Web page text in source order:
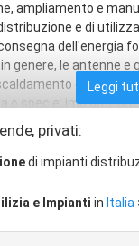
ampliamento e
e di
dell'energia
genere, le antenne e
e di
o specie; impianti
e di consumo di
dall'ente distributore;
all'interno degli edifici
scale mobili e simili;
Leggi
privati:
di impianti
e Impianti in Italia